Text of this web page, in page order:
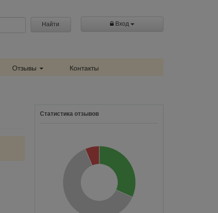
Найти Вход
Отзывы Контакты
Статистика отзывов